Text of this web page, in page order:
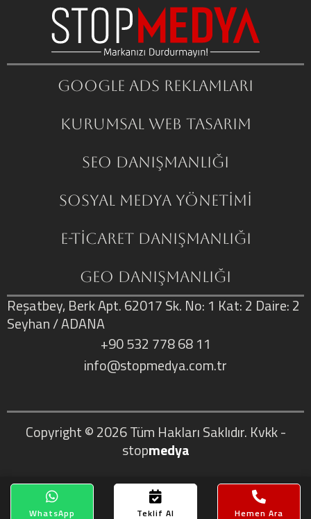
Google ADS Reklamları
Kurumsal Web Tasarım
SEO Danışmanlığı
Sosyal Medya Yönetimi
E-Ticaret Danışmanlığı
GEO Danışmanlığı
Reşatbey, Berk Apt. 62017 Sk. No: 1 Kat: 2 Daire: 2
Seyhan / ADANA
+90 532 778 68 11
info@stopmedya.com.tr
Copyright © 2026Tüm Hakları Saklıdır. Kvkk-
stopmedya
WhatsApp Teklif Al Hemen Ara